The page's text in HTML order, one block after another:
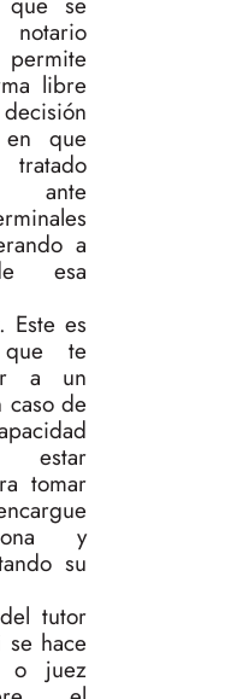
libre
que
ante
a
esa
Este es
que te
a un
de
tomar
y
su
tutor
se hace
o juez